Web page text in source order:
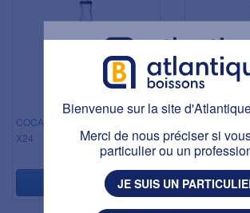
COCA COLA ZERO IVC 33CL
X24
1,84 € HT
33CL X24
Bienvenue sur la site
Ce site est réservé aux
Avez-vous plus de 18
Bienvenue sur la site
Merci de nous préciser si
particulier ou un
JE SUIS UN